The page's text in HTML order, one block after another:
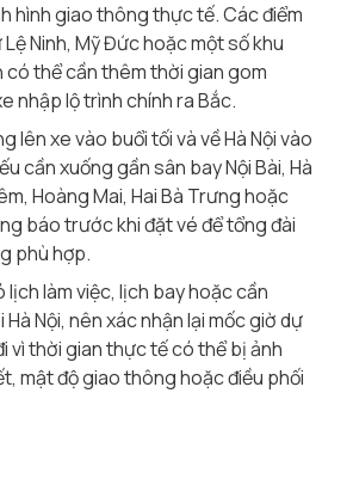
hình giao thông thực tế. Các điểm
Ninh, Mỹ Đức hoặc một số khu
thể cần thêm thời gian gom
nhập lộ trình chính ra Bắc.
lên xe vào buổi tối và về Hà Nội vào
cần xuống gần sân bay Nội Bài, Hà
Hoàng Mai, Hai Bà Trưng hoặc
báo trước khi đặt vé để tổng đài
phù hợp.
lịch làm việc, lịch bay hoặc cần
Nội, nên xác nhận lại mốc giờ dự
vì thời gian thực tế có thể bị ảnh
mật độ giao thông hoặc điều phối